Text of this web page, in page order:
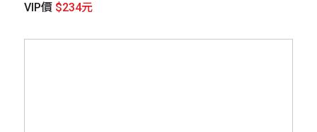
VIP價 $234元